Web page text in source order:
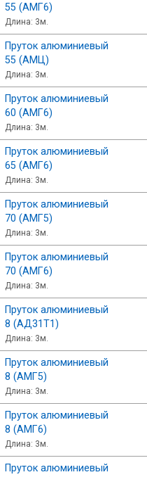
55 (АМГ6)
Длина: 3м.
Пруток алюминиевый
55 (АМЦ)
Длина: 3м.
Пруток алюминиевый
60 (АМГ6)
Длина: 3м.
Пруток алюминиевый
65 (АМГ6)
Длина: 3м.
Пруток алюминиевый
70 (АМГ5)
Длина: 3м.
Пруток алюминиевый
70 (АМГ6)
Длина: 3м.
Пруток алюминиевый
8 (АД31Т1)
Длина: 3м.
Пруток алюминиевый
8 (АМГ5)
Длина: 3м.
Пруток алюминиевый
8 (АМГ6)
Длина: 3м.
Пруток алюминиевый